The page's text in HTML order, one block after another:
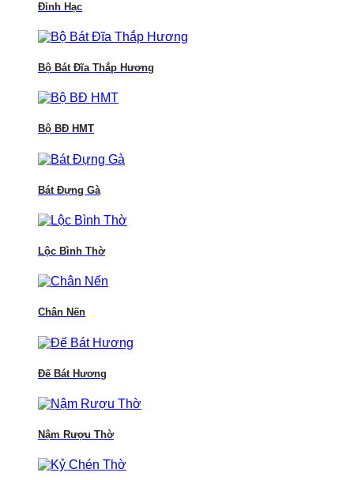
Đỉnh Hạc
Bộ Bát Đĩa Thắp Hương
Bộ BĐ HMT
Bát Đựng Gà
Lộc Bình Thờ
Chân Nến
Đế Bát Hương
Nậm Rượu Thờ